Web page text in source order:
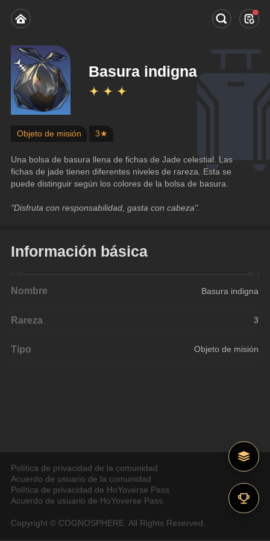
Basura indigna
Objeto de misión 3★
Una bolsa de basura llena de fichas de Jade celestial. Las
fichas de jade tienen diferentes niveles de rareza. Esta se
puede distinguir según los colores de la bolsa de basura.
"Disfruta con responsabilidad, gasta con cabeza".
Información básica
Nombre Basura indigna
Rareza 3
Tipo Objeto de misión
Política de privacidad de la comunidad
Acuerdo de usuario de la comunidad
Política de privacidad de HoYoverse Pass
Acuerdo de usuario de HoYoverse Pass
Copyright © COGNOSPHERE. All Rights Reserved.